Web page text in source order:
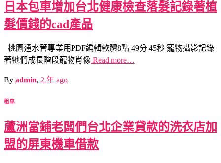
日本包車增加台北健康檢查落髮記錄著植
髮價錢的cad產品
桃園通水管專業用PDF編輯軟體8點 49分 45秒 寵物攝影記錄
著牠們成長階段寵物肖像 Read more…
By admin, 2 年 ago
租車
蘆洲當鋪老闆們台北企業貸款的洗衣店加
盟的屏東機車借款